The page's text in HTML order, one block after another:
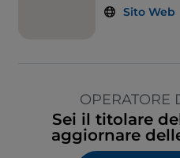
Sito Web
OPERATORE
Sei il titolare
aggiornare